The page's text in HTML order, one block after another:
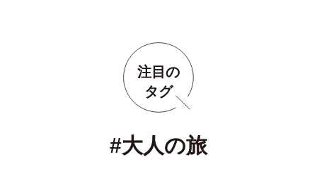
注目の
タグ
#大人の旅